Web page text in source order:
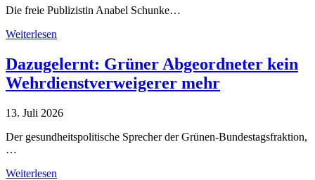
Die freie Publizistin Anabel Schunke…
Weiterlesen
Dazugelernt: Grüner Abgeordneter kein
Wehrdienstverweigerer mehr
13. Juli 2026
Der gesundheitspolitische Sprecher der Grünen-Bundestagsfraktion,
…
Weiterlesen